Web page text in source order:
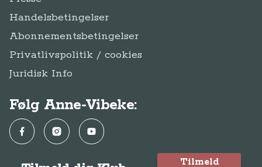
Handelsbetingelser
Abonnementsbetingelser
Privatlivspolitik / cookies
Juridisk Info
Følg Anne-Vibeke:
FacebookInstagramYouTube
Tilmeld